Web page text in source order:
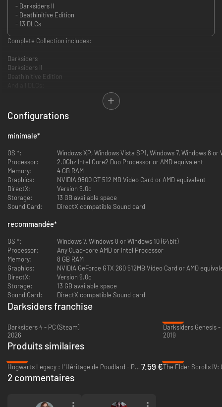
- Darksiders II
- Deathinitive Edition
- 13 DLCs
Complete Collection includes:
Darksiders
Darksiders II
Deathinitive Edition
The Demon Lord Belial
Death Rides
Deadly Despair
Mortis Pack
Rusanov's Axe
Van Der Schmash Hammer
Fletcher's Crow Hammer
Mace Maximus
Argul's Tomb
Wield a devastating arsenal of angelic, demonic and Earthly weapons
weapons, unlock new abilities, and customize your gameplay style
Battle Heaven and Hell – Battle against all who stand in your way - from
war-weary angelic forces to Hell’s hideous demon hordes
Over 50 hours play time
1080p native resolution (Darksider 2)
reworked balancing and enhanced graphics engine (Darksider 2)
Configurations
minimale*
OS *:
Windows XP, Windows Vista SP1, Windows 7, Windows 8 or
Processor:
2.0Ghz Intel Core2 Duo Processor or AMD equivalent
Memory:
4 GB RAM
Graphics:
NVIDIA 9800 GT 512 MB Video Card or AMD equivalent
DirectX:
Version 9.0c
Storage:
13 GB available space
Sound Card:
DirectX compatible Sound card
recommandée*
OS *:
Windows 7, Windows 8 or Windows 10 (64bit)
Processor:
Any Quad-core AMD or Intel Processor
Memory:
8 GB RAM
Graphics:
NVIDIA GeForce GTX 260 512MB Video Card or AMD
DirectX:
Version 9.0c
Storage:
13 GB available space
Sound Card:
DirectX compatible Sound card
Darksiders franchise
Darksiders 4 - PC (Steam)
2026
Darksiders Genesis -
2019
Produits similaires
Hogwarts Legacy : L'Héritage de Poudlard - PC (Steam) 7.59 €
2 commentaires